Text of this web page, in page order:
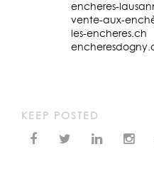
encheres-
vente-aux-
les-encheres.ch
KEEP POSTED